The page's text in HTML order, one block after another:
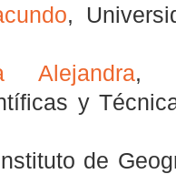
,
Alejandra,
y
de